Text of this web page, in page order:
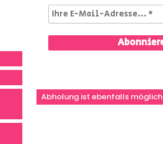
Abholung ist ebenfalls möglich